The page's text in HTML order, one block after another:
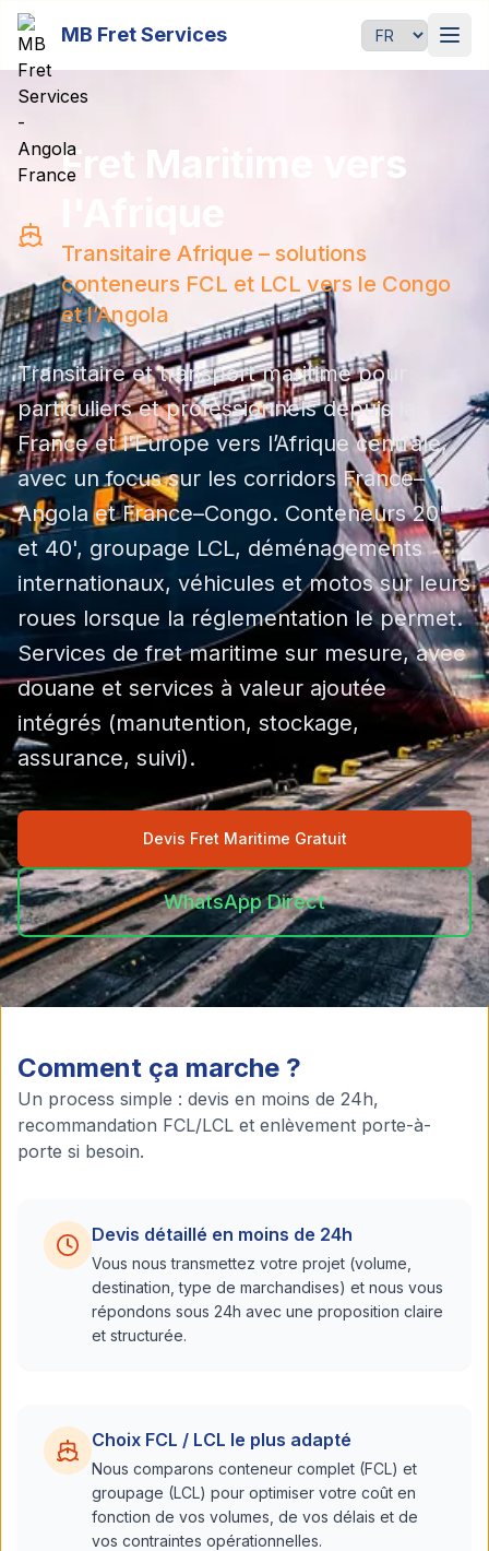
Passer au contenu principal
MB Fret Services
语言
Fret Maritime vers
Transitaire Afrique – solutions
conteneurs FCL et LCL vers le Congo
et l’Angola
Transitaire et transport maritime pour
particuliers et professionnels depuis la
France et l'Europe vers l’Afrique centrale,
avec un focus sur les corridors France–
Angola et France–Congo. Conteneurs 20'
et 40', groupage LCL, déménagements
internationaux, véhicules et motos sur leurs
roues lorsque la réglementation le permet.
Services de fret maritime sur mesure, avec
douane et services à valeur ajoutée
intégrés (manutention, stockage,
assurance, suivi).
Devis Fret Maritime Gratuit
WhatsApp Direct
Comment ça marche ?
Un process simple : devis en moins de 24h,
recommandation FCL/LCL et enlèvement porte-à-
porte si besoin.
Devis détaillé en moins de 24h
Vous nous transmettez votre projet (volume,
destination, type de marchandises) et nous vous
répondons sous 24h avec une proposition claire
et structurée.
Choix FCL / LCL le plus adapté
Nous comparons conteneur complet (FCL) et
groupage (LCL) pour optimiser votre coût en
fonction de vos volumes, de vos délais et de
vos contraintes opérationnelles.